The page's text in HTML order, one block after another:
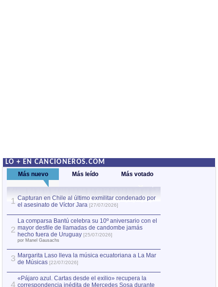
LO + EN CANCIONEROS.COM
Más nuevo Más leído Más votado
1 Capturan en Chile al último exmilitar condenado por
el asesinato de Víctor Jara [27/07/2026]
2
La comparsa Bantú celebra su 10º aniversario con el
mayor desfile de llamadas de candombe jamás
hecho fuera de Uruguay [25/07/2026]
por Manel Gausachs
3 Margarita Laso lleva la música ecuatoriana a La Mar
de Músicas [22/07/2026]
4
«Pájaro azul. Cartas desde el exilio» recupera la
correspondencia inédita de Mercedes Sosa durante